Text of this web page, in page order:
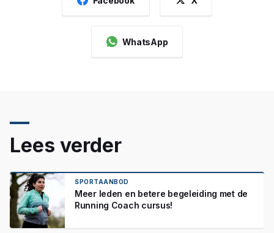
WhatsApp
Lees verder
SPORTAANBOD
Meer leden en betere begeleiding met de
Running Coach cursus!